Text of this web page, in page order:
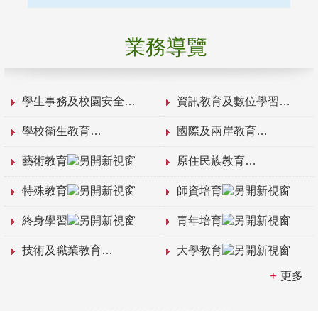
業務導覽
學生事務及校園安全 資訊教育及數位學習
學校衛生教育 國際及兩岸教育
藝術教育 原住民族教育
特殊教育 師資培育
終身學習 青年培育
技術及職業教育 大學教育
更多